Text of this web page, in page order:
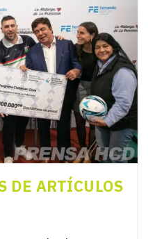
DE ARTÍCULOS